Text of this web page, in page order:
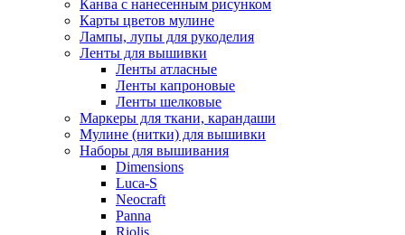
Канва с нанесенным рисунком
Карты цветов мулине
Лампы, лупы для рукоделия
Ленты для вышивки
Ленты атласные
Ленты капроновые
Ленты шелковые
Маркеры для ткани, карандаши
Мулине (нитки) для вышивки
Наборы для вышивания
Dimensions
Luca-S
Neocraft
Panna
Riolis